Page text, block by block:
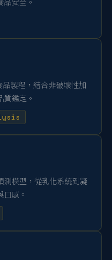
安全。
製程，結合非破壞性加
鑑定。
測模型，從乳化系統到凝
感。